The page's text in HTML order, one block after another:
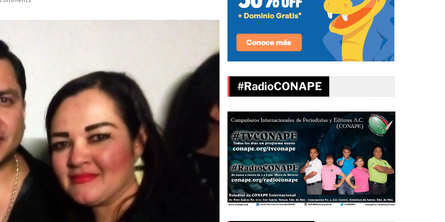
#RadioCONAPE